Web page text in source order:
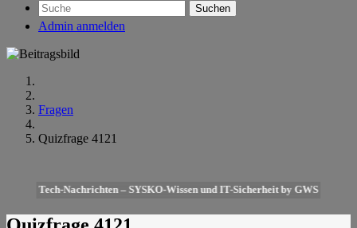
Suchen
Admin anmelden
Fragen
Quizfrage 4121
Tech-Nachrichten – SYSKO-Wissen und IT-Sicherheit by GWS